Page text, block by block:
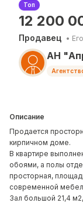
Топ
12 200
Продавец •
АН
Описание
Продается
кирпичном доме.
В квартире
обоями, а полы
просторная,
современной
Зал большой 21,4